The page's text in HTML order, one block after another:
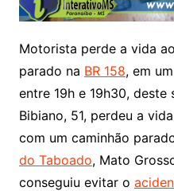
Motorista perde a vida
parado na BR 158, em
entre 19h e 19h30, deste
Bibiano, 51, perdeu a
com um caminhão
do Taboado, Mato
conseguiu evitar o